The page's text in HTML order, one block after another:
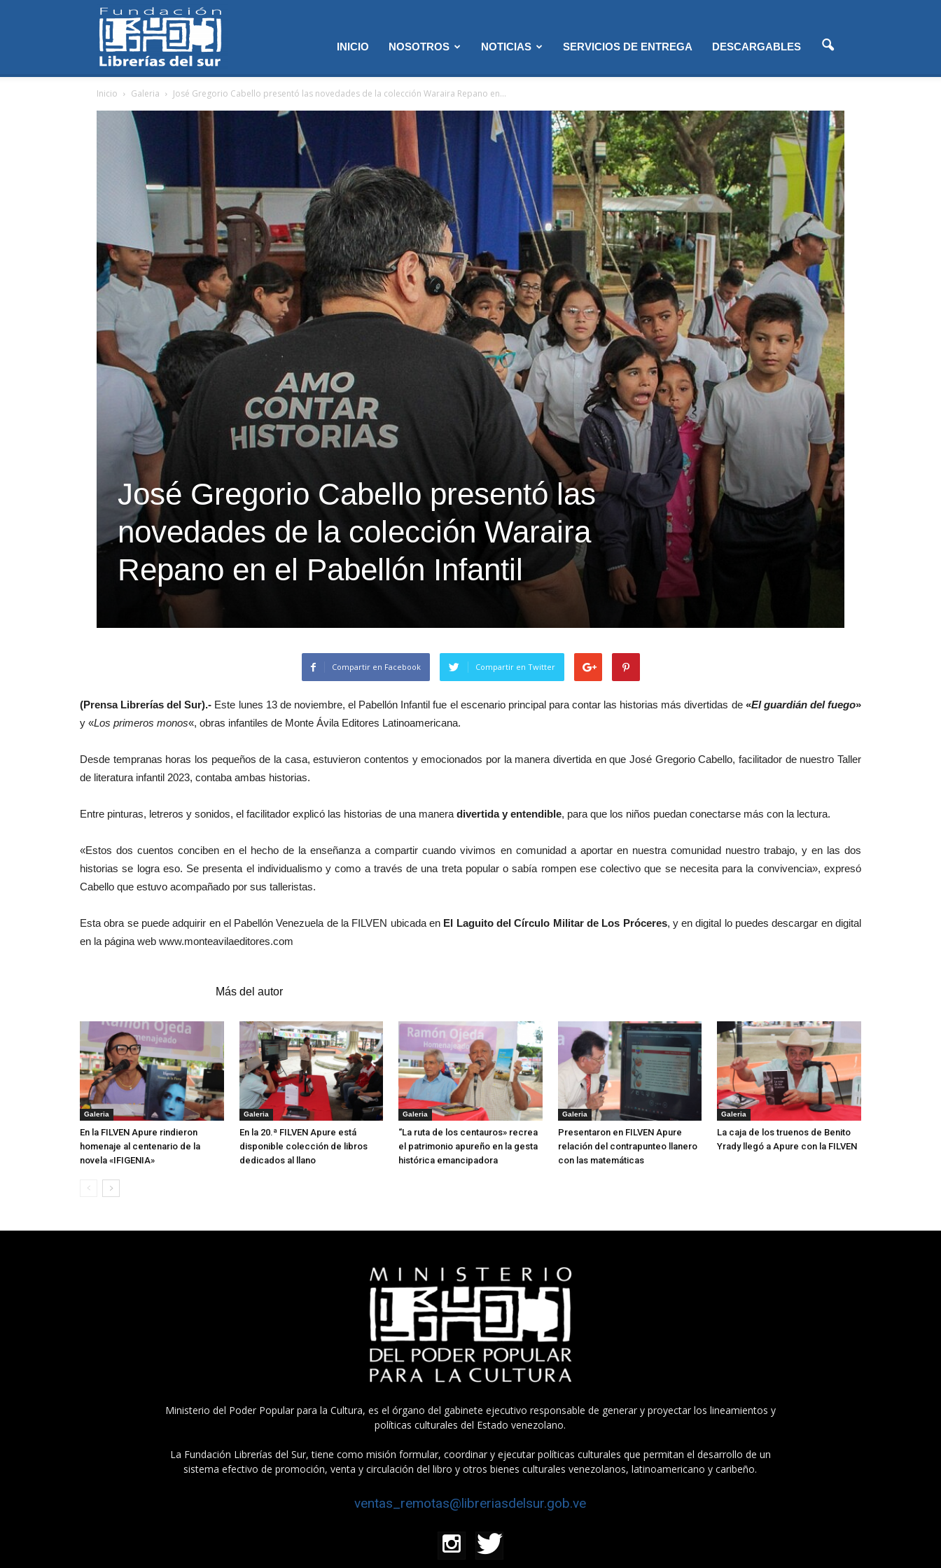
Librerías
del
Sur
INICIO NOSOTROS NOTICIAS SERVICIOS DE ENTREGA DESCARGABLES
Inicio Galeria José Gregorio Cabello presentó las novedades de la colección Waraira Repano en...
José Gregorio Cabello presentó las
novedades de la colección Waraira
Repano en el Pabellón Infantil
Compartir en Facebook Compartir en Twitter
(Prensa Librerías del Sur).- Este lunes 13 de noviembre, el Pabellón Infantil fue el escenario principal para contar las historias más divertidas de «El guardián del fuego»
y «Los primeros monos«, obras infantiles de Monte Ávila Editores Latinoamericana.
Desde tempranas horas los pequeños de la casa, estuvieron contentos y emocionados por la manera divertida en que José Gregorio Cabello, facilitador de nuestro Taller
de literatura infantil 2023, contaba ambas historias.
Entre pinturas, letreros y sonidos, el facilitador explicó las historias de una maneradivertida y entendible, para que los niños puedan conectarse más con la lectura.
«Estos dos cuentos conciben en el hecho de la enseñanza a compartir cuando vivimos en comunidad a aportar en nuestra comunidad nuestro trabajo, y en las dos
historias se logra eso. Se presenta el individualismo y como a través de una treta popular o sabía rompen ese colectivo que se necesita para la convivencia», expresó
Cabello que estuvo acompañado por sus talleristas.
Esta obra se puede adquirir en el Pabellón Venezuela de la FILVEN ubicada en El Laguito del Círculo Militar de Los Próceres, y en digital lo puedes descargar en digital
en la página web www.monteavilaeditores.com
Más del autor
Galeria
En la FILVEN Apure rindieron
homenaje al centenario de la
novela «IFIGENIA»
Galeria
En la 20.ª FILVEN Apure está
disponible colección de libros
dedicados al llano
Galeria
“La ruta de los centauros» recrea
el patrimonio apureño en la gesta
histórica emancipadora
Galeria
Presentaron en FILVEN Apure
relación del contrapunteo llanero
con las matemáticas
Galeria
La caja de los truenos de Benito
Yrady llegó a Apure con la FILVEN
Ministerio del Poder Popular para la Cultura, es el órgano del gabinete ejecutivo responsable de generar y proyectar los lineamientos y
políticas culturales del Estado venezolano.
La Fundación Librerías del Sur, tiene como misión formular, coordinar y ejecutar políticas culturales que permitan el desarrollo de un
sistema efectivo de promoción, venta y circulación del libro y otros bienes culturales venezolanos, latinoamericano y caribeño.
ventas_remotas@libreriasdelsur.gob.ve